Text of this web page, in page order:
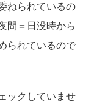
ねられているの
間＝日没時から
られているので
ックしていませ